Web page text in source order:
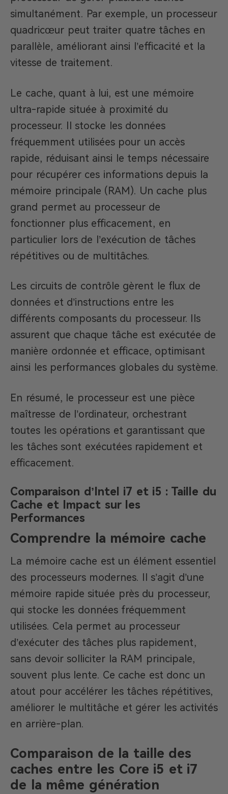
simultanément. Par exemple, un processeur
quadricœur peut traiter quatre tâches en
parallèle, améliorant ainsi l’efficacité et la
vitesse de traitement.
Le cache, quant à lui, est une mémoire
ultra-rapide située à proximité du
processeur. Il stocke les données
fréquemment utilisées pour un accès
rapide, réduisant ainsi le temps nécessaire
pour récupérer ces informations depuis la
mémoire principale (RAM). Un cache plus
grand permet au processeur de
fonctionner plus efficacement, en
particulier lors de l’exécution de tâches
répétitives ou de multitâches.
Les circuits de contrôle gèrent le flux de
données et d’instructions entre les
différents composants du processeur. Ils
assurent que chaque tâche est exécutée de
manière ordonnée et efficace, optimisant
ainsi les performances globales du système.
En résumé, le processeur est une pièce
maîtresse de l’ordinateur, orchestrant
toutes les opérations et garantissant que
les tâches sont exécutées rapidement et
efficacement.
Comparaison d’Intel i7 et i5 : Taille du
Cache et Impact sur les
Performances
Comprendre la mémoire cache
La mémoire cache est un élément essentiel
des processeurs modernes. Il s’agit d’une
mémoire rapide située près du processeur,
qui stocke les données fréquemment
utilisées. Cela permet au processeur
d’exécuter des tâches plus rapidement,
sans devoir solliciter la RAM principale,
souvent plus lente. Ce cache est donc un
atout pour accélérer les tâches répétitives,
améliorer le multitâche et gérer les activités
en arrière-plan.
Comparaison de la taille des
caches entre les Core i5 et i7
de la même génération